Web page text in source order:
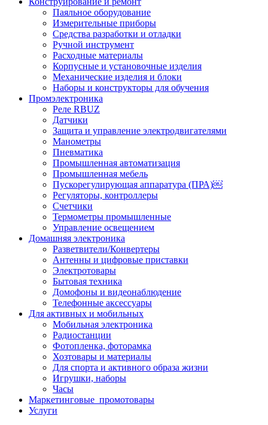
Паяльное оборудование
Измерительные приборы
Средства разработки и отладки
Ручной инструмент
Расходные материалы
Корпусные и установочные изделия
Механические изделия и блоки
Наборы и конструкторы для обучения
Промэлектроника
Реле RBUZ
Датчики
Защита и управление электродвигателями
Манометры
Пневматика
Промышленная автоматизация
Промышленная мебель
Пускорегулирующая аппаратура (ПРА)￼
Регуляторы, контроллеры
Счетчики
Термометры промышленные
Управление освещением
Домашняя электроника
Разветвители/Конвертеры
Антенны и цифровые приставки
Электротовары
Бытовая техника
Домофоны и видеонаблюдение
Телефонные аксессуары
Для активных и мобильных
Мобильная электроника
Радиостанции
Фотопленка, фоторамка
Хозтовары и материалы
Для спорта и активного образа жизни
Игрушки, наборы
Часы
Маркетинговые_промотовары
Услуги